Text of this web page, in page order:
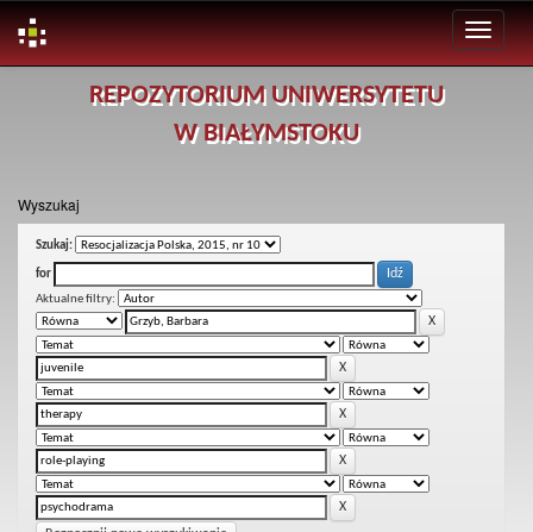
REPOZYTORIUM UNIWERSYTETU
W BIAŁYMSTOKU
Wyszukaj
Szukaj:
for
Aktualne filtry: